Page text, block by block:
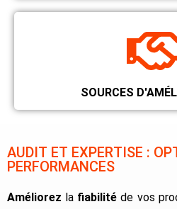
SOURCES
AUDIT ET EXPERTISE :
PERFORMANCES
Améliorez la fiabilité de vos